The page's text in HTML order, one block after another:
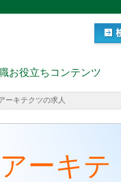
お役立ちコンテンツ
ーキテクツの求人
ーキテ